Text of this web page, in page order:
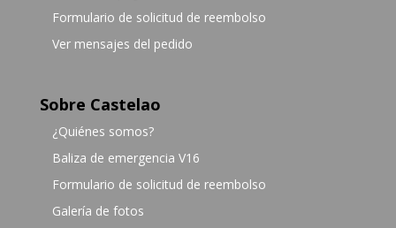
Formulario de solicitud de reembolso
Ver mensajes del pedido
Sobre Castelao
¿Quiénes somos?
Baliza de emergencia V16
Formulario de solicitud de reembolso
Galería de fotos